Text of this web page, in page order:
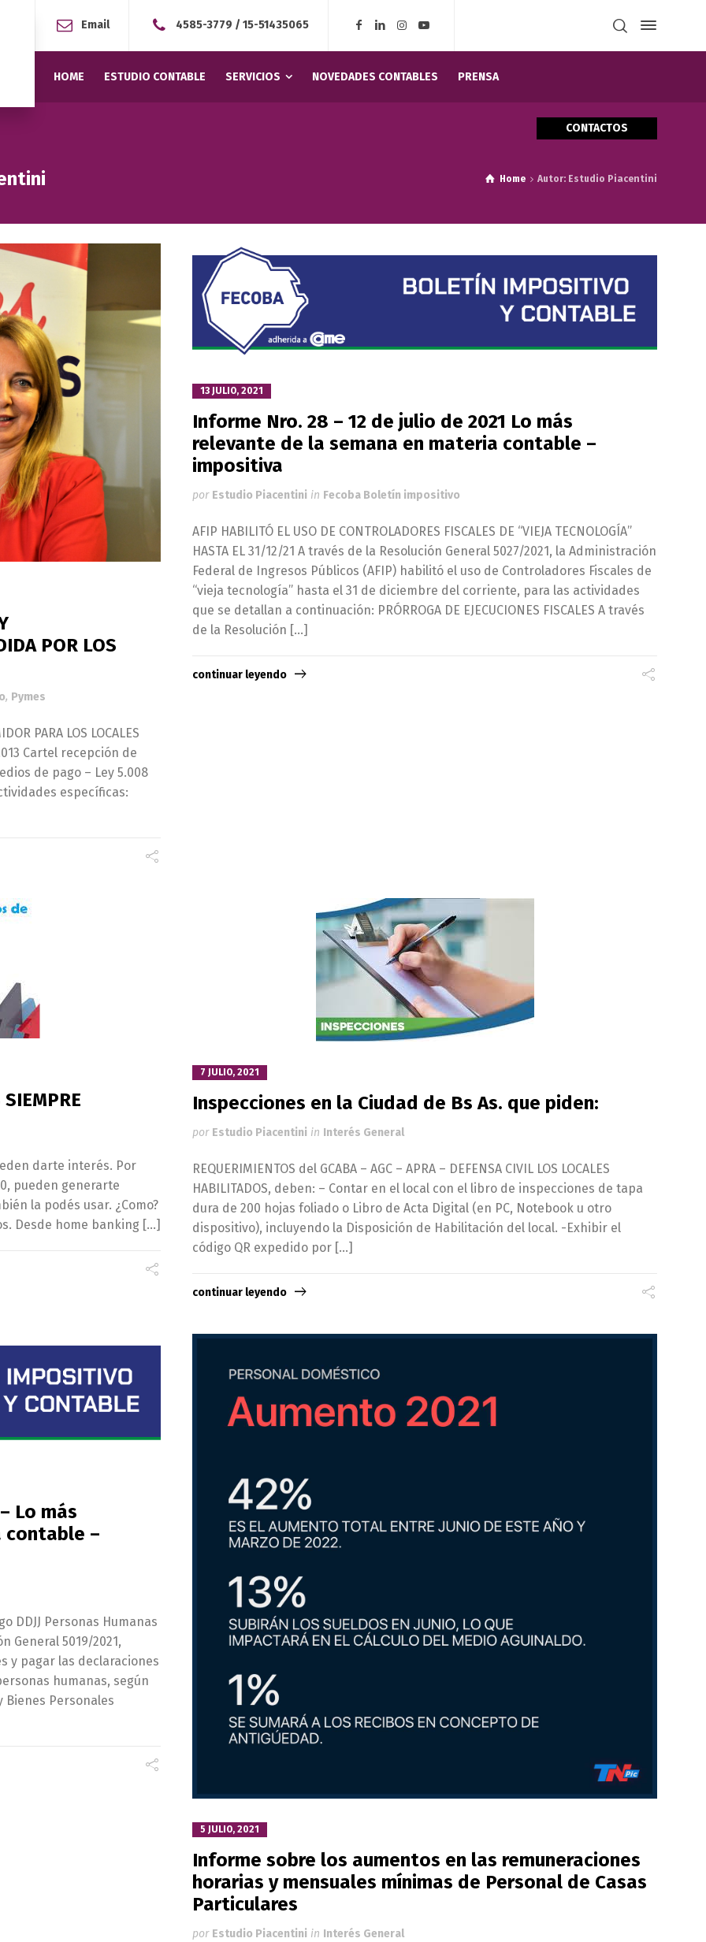
Email 4585-3779 /15-51435065
HOME ESTUDIO CONTABLE SERVICIOS NOVEDADES CONTABLES PRENSA
CONTACTOS
Home Autor: Estudio Piacentini
POR LOS
, Pymes
PARA LOS LOCALES
Cartel recepción de
de pago – Ley 5.008
específicas:
13 JULIO, 2021
Informe Nro. 28 – 12 de julio de 2021 Lo más
relevante de la semana en materia contable –
impositiva
por Estudio Piacentini in Fecoba Boletín impositivo
AFIP HABILITÓ EL USO DE CONTROLADORES FISCALES DE “VIEJA TECNOLOGÍA”
HASTA EL 31/12/21 A través de la Resolución General 5027/2021, la Administración
Federal de Ingresos Públicos (AFIP) habilitó el uso de Controladores Fiscales de
“vieja tecnología” hasta el 31 de diciembre del corriente, para las actividades
que se detallan a continuación: PRÓRROGA DE EJECUCIONES FISCALES A través
de la Resolución […]
continuar leyendo
darte interés. Por
pueden generarte
la podés usar. ¿Como?
Desde home banking […]
7 JULIO, 2021
Inspecciones en la Ciudad de Bs As. que piden:
por Estudio Piacentini in Interés General
REQUERIMIENTOS del GCABA – AGC – APRA – DEFENSA CIVIL LOS LOCALES
HABILITADOS, deben: – Contar en el local con el libro de inspecciones de tapa
dura de 200 hojas foliado o Libro de Acta Digital (en PC, Notebook u otro
dispositivo), incluyendo la Disposición de Habilitación del local. -Exhibir el
código QR expedido por […]
continuar leyendo
Lo más
contable –
DDJJ Personas Humanas
General 5019/2021,
y pagar las declaraciones
humanas, según
Bienes Personales
5 JULIO, 2021
Informe sobre los aumentos en las remuneraciones
horarias y mensuales mínimas de Personal de Casas
Particulares
por Estudio Piacentini in Interés General